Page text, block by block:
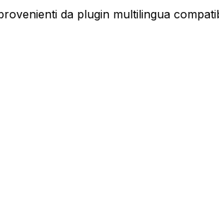
da plugin multilingua